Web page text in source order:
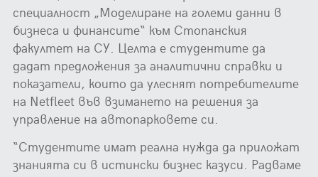
специалност „Моделиране на големи данни в
бизнеса и финансите“ към Стопанския
факултет на СУ. Целта е студентите да
дадат предложения за аналитични справки и
показатели, които да улеснят потребителите
на Netfleet във взимането на решения за
управление на автопарковете си.
“Студентите имат реална нужда да приложат
знанията си в истински бизнес казуси. Радваме